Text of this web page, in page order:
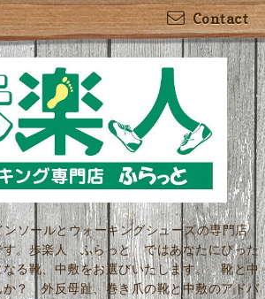
Contact
ソールとウォーキングシューズの専門店
。歩楽人 ふらっと ではあなたにぴった
なる靴、中敷をお選びいたします。 靴と中
か？ 外反母趾、巻き爪の靴と中敷のアドバ